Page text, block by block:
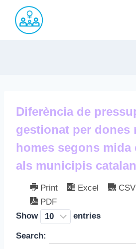
Saltar
contenido
Diferència de
gestionat per dones
homes segons mida
als municipis
Print Excel CSV
PDF
Show
entries
Search: